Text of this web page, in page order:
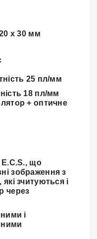
х 30 мм
25 пл/мм
18 пл/мм
+ оптичне
E.C.S., що
зображення з
зчитуються і
через
і